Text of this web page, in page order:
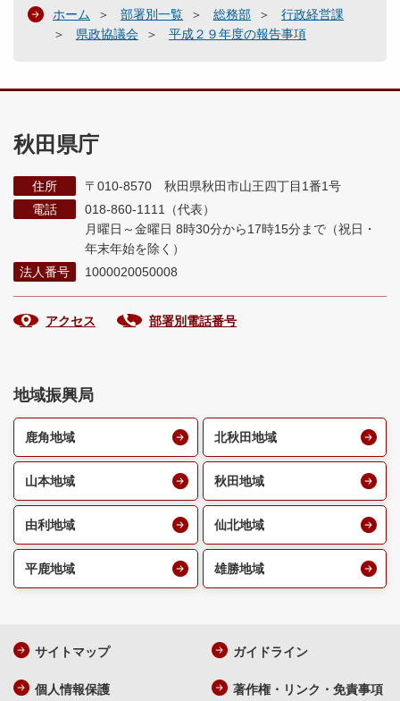
ホーム 部署別一覧 総務部
行政経営課
県政協議会
平成２９年度の報告事項
秋田県庁
住所
〒010-8570 秋田県秋田市山王四丁目1番1号
電話
018-860-1111（代表）
月曜日～金曜日 8時30分から17時15分まで （祝日・
年末年始を除く）
法人番号
1000020050008
アクセス 部署別電話番号
地域振興局
鹿角地域 北秋田地域
山本地域 秋田地域
由利地域 仙北地域
平鹿地域 雄勝地域
サイトマップ ガイドライン
個人情報保護 著作権・リンク・免責事項